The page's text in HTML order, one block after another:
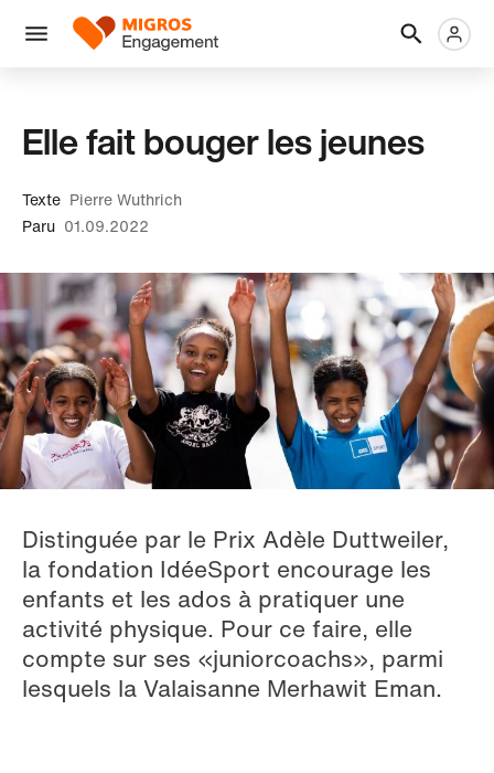
liens
tête
Menu
Logo
Elle fait bouger les jeunes
Texte Pierre Wuthrich
Paru 01.09.2022
Distinguée par le Prix Adèle Duttweiler,
la fondation IdéeSport encourage les
enfants et les ados à pratiquer une
activité physique. Pour ce faire, elle
compte sur ses «juniorcoachs», parmi
lesquels la Valaisanne Merhawit Eman.